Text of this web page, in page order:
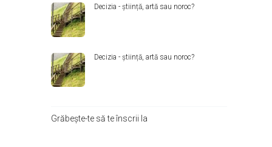
Decizia - știință, artă sau noroc?
Decizia - știință, artă sau noroc?
Grăbește-te să te înscrii la